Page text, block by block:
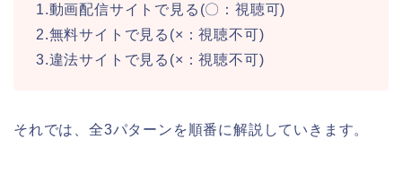
1.動画配信サイトで見る(〇：視聴可)
2.無料サイトで見る(×：視聴不可)
3.違法サイトで見る(×：視聴不可)
それでは、全3パターンを順番に解説していきます。